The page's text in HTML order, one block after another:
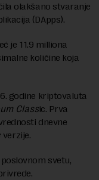
olakšano stvaranje
(DApps).
je 11.9 milliona
količine koja
godine kriptovaluta
Classic. Prva
dnevne
verzije.
svetu,